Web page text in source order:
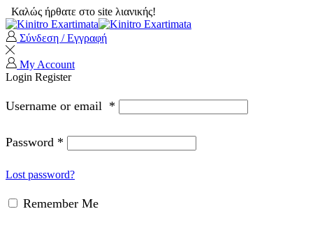
Καλώς ήρθατε στο site λιανικής!
Σύνδεση / Εγγραφή
My Account
Login Register
Username or email *
Password *
Lost password?
Remember Me